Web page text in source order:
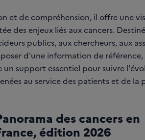
et de compréhension, il offre une
des enjeux liés aux cancers.
publics, aux chercheurs, aux
d'une information de référence,
un support essentiel pour suivre
au service des patients et de la
des cancers en
édition 2026